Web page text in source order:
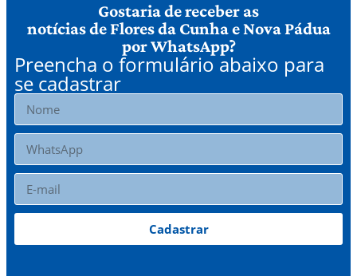
Gostaria de receber as
notícias de Flores da Cunha e Nova Pádua
por WhatsApp?
Preencha o formulário abaixo para
se cadastrar
Cadastrar